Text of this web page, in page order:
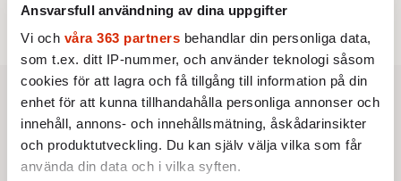
Ansvarsfull användning av dina uppgifter
Vi och våra 363 partners behandlar din personliga data,
som t.ex. ditt IP-nummer, och använder teknologi såsom
cookies för att lagra och få tillgång till information på din
enhet för att kunna tillhandahålla personliga annonser och
innehåll, annons- och innehållsmätning, åskådarinsikter
och produktutveckling. Du kan själv välja vilka som får
använda din data och i vilka syften.
Av: Cecilia Garme•